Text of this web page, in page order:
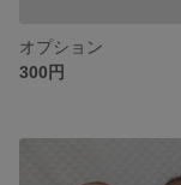
オプション
300円